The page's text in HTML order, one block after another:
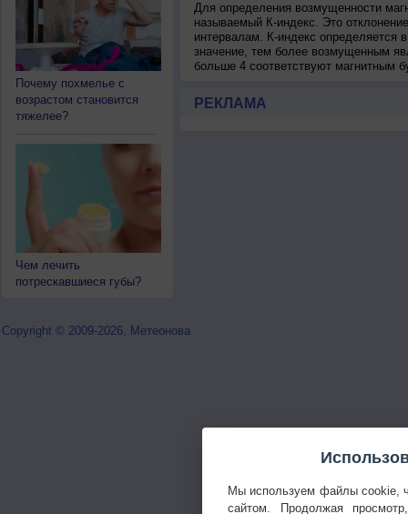
Почему похмелье с
возрастом становится
тяжелее?
Чем лечить
потрескавшиеся губы?
Для определения возмущенности
называемый К-индекс. Это
интервалам. К-индекс определяется
значение, тем более возмущенным
больше 4 соответствуют магнитным
РЕКЛАМА
Copyright © 2009-2026, Метеонова
Мы используем файлы cookie,
сайтом. Продолжая